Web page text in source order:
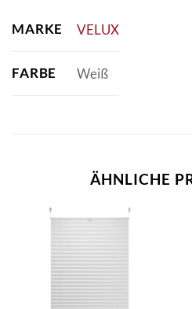
MARKE VELUX
FARBE Weiß
ÄHNLICHE